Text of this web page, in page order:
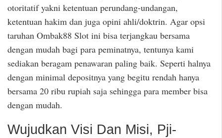
otoritatif yakni ketentuan perundang-undangan,
ketentuan hakim dan juga opini ahli/doktrin. Agar opsi
taruhan Ombak88 Slot ini bisa terjangkau bersama
dengan mudah bagi para peminatnya, tentunya kami
sediakan beragam penawaran paling baik. Seperti halnya
dengan minimal depositnya yang begitu rendah hanya
bersama 20 ribu rupiah saja sehingga para member bisa
dengan mudah.
Wujudkan Visi Dan Misi, Pji-